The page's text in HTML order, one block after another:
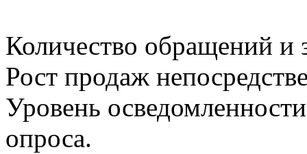
Количество обращений и
Рост продаж
Уровень
опроса.